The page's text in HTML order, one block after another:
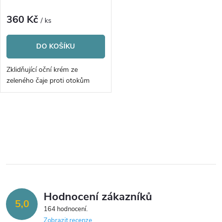
r
o
d
u
ů
p
r
o
d
t
ů
360 Kč/ ks
DO KOŠÍKU
Zklidňující oční krém ze
zeleného čaje proti otokům
l
d 5,0 Hodnocení zákazníků
164 hodnocení